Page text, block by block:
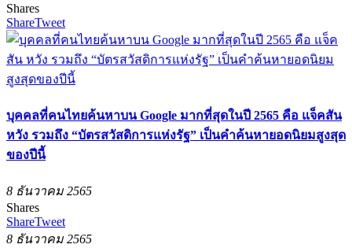
Shares
ShareTweet
บุคคลที่คนไทยค้นหาบน Google มากที่สุดในปี 2565 คือ แจ็คสัน
หวัง รวมถึง “บัตรสวัสดิการแห่งรัฐ” เป็นคำค้นหายอดนิยมสูงสุด
ของปีนี้
8 ธันวาคม 2565
Shares
ShareTweet
8 ธันวาคม 2565